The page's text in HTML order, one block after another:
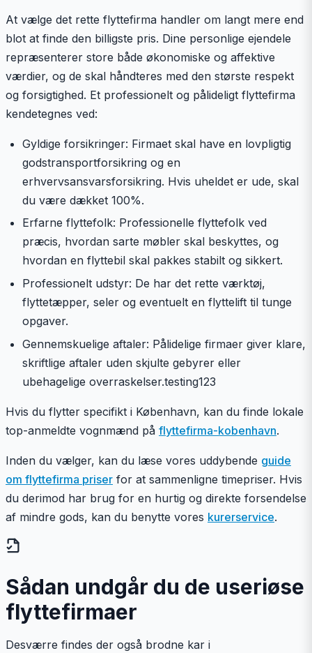
At vælge det rette flyttefirma handler om langt mere end
blot at finde den billigste pris. Dine personlige ejendele
repræsenterer store både økonomiske og affektive
værdier, og de skal håndteres med den største respekt
og forsigtighed. Et professionelt og pålideligt flyttefirma
kendetegnes ved:
Gyldige forsikringer: Firmaet skal have en lovpligtig
godstransportforsikring og en
erhvervsansvarsforsikring. Hvis uheldet er ude, skal
du være dækket 100%.
Erfarne flyttefolk: Professionelle flyttefolk ved
præcis, hvordan sarte møbler skal beskyttes, og
hvordan en flyttebil skal pakkes stabilt og sikkert.
Professionelt udstyr: De har det rette værktøj,
flyttetæpper, seler og eventuelt en flyttelift til tunge
opgaver.
Gennemskuelige aftaler: Pålidelige firmaer giver klare,
skriftlige aftaler uden skjulte gebyrer eller
ubehagelige overraskelser.testing123
Hvis du flytter specifikt i København, kan du finde lokale
top-anmeldte vognmænd på flyttefirma-kobenhavn.
Inden du vælger, kan du læse vores uddybende guide
om flyttefirma priser for at sammenligne timepriser. Hvis
du derimod har brug for en hurtig og direkte forsendelse
af mindre gods, kan du benytte vores kurerservice.
Sådan undgår du de useriøse
flyttefirmaer
Desværre findes der også brodne kar i